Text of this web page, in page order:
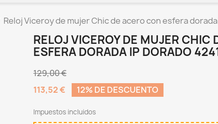
Reloj Viceroy de mujer Chic de acero con esfera
RELOJ VICEROY DE MUJER CHIC
ESFERA DORADA IP DORADO
129,00 €
113,52 €
12% DE DESCUENTO
Impuestos incluidos